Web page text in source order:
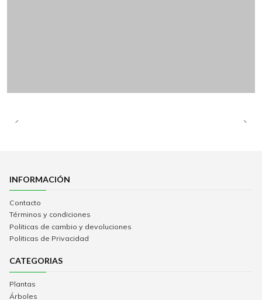
INFORMACIÓN
Contacto
Términos y condiciones
Politicas de cambio y devoluciones
Politicas de Privacidad
CATEGORIAS
Plantas
Árboles